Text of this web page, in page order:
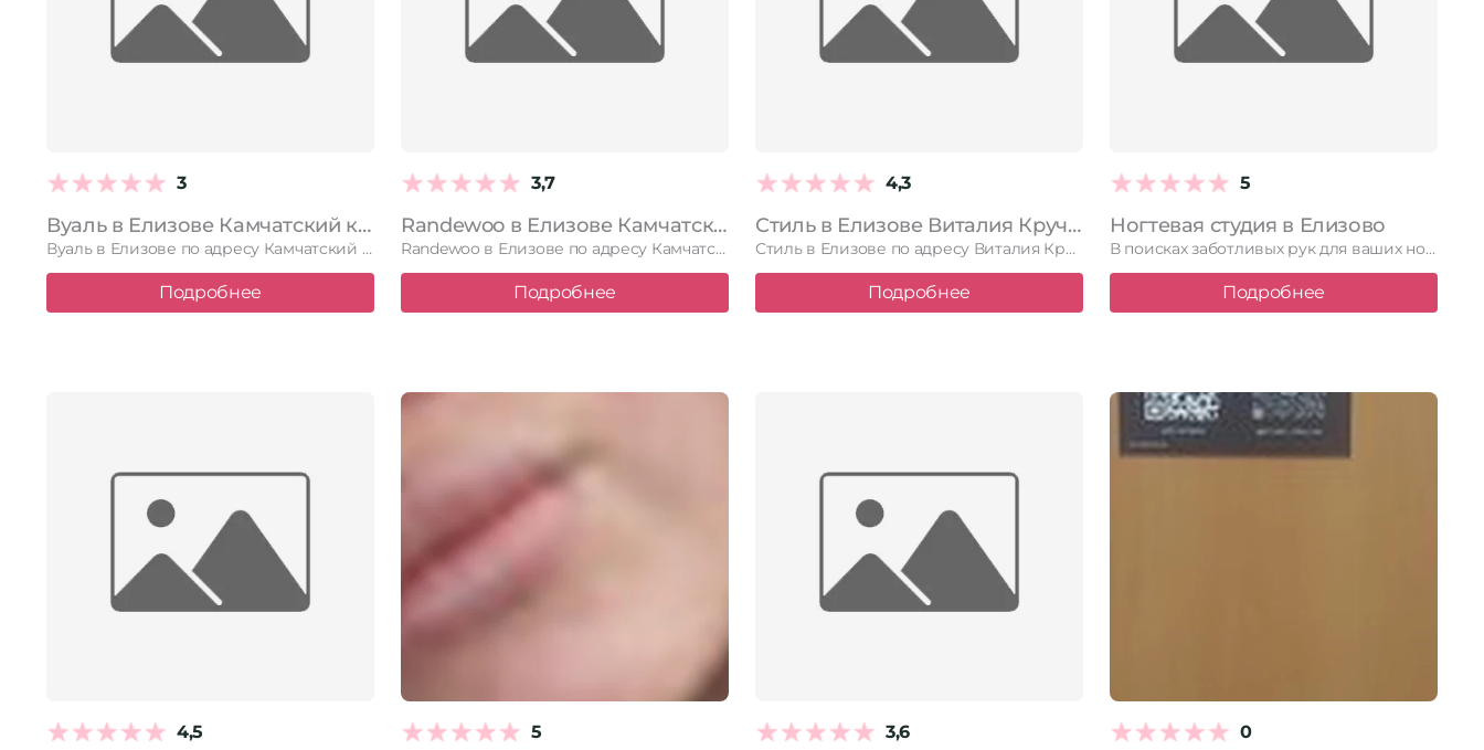
3
Вуаль в Елизове Камчатский край, Елизово, Рябикова, 1а, 2 этаж
Вуаль в Елизове по адресу Камчатский край, Елизово, Рябикова, 1а, …
Подробнее
3,7
Randewoo в Елизове Камчатский край, Елизово, Виталия Кручины, 36/2, 3 этаж
Randewoo в Елизове по адресу Камчатский край, Елизово, Виталия Кручины, …
Подробнее
4,3
Стиль в Елизове Виталия Кручины, 32
Стиль в Елизове по адресу Виталия Кручины, 32. Читайте отзывы, …
Подробнее
5
Ногтевая студия в Елизово
В поисках заботливых рук для ваших ногтей? Ногтевая студия в …
Подробнее
4,5 5 3,6 0